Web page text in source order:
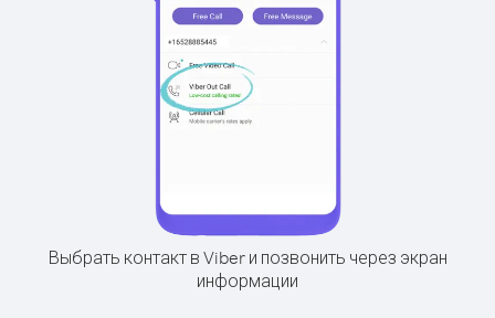
Выбрать контакт в Viber и позвонить через экран
информации